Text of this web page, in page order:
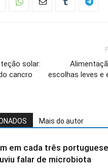
solar:
cancro
escolhas leves e
Mais do autor
em cada três
falar de microbiota